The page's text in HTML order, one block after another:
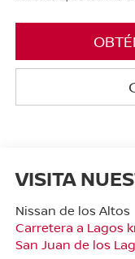
VISITA
Nissan de los Altos
Carretera a Lagos
San Juan de los